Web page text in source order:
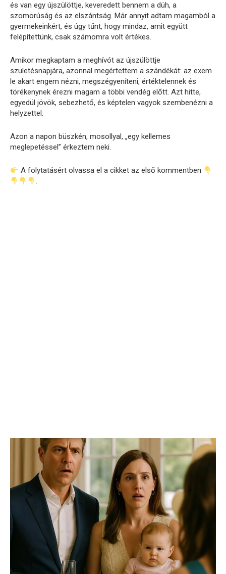
és van egy újszülöttje, keveredett bennem a düh, a
szomorúság és az elszántság. Már annyit adtam magamból a
gyermekeinkért, és úgy tűnt, hogy mindaz, amit együtt
felépítettünk, csak számomra volt értékes.
Amikor megkaptam a meghívót az újszülöttje
születésnapjára, azonnal megértettem a szándékát: az exem
le akart engem nézni, megszégyeníteni, értéktelennek és
törékenynek érezni magam a többi vendég előtt. Azt hitte,
egyedül jövök, sebezhető, és képtelen vagyok szembenézni a
helyzettel.
Azon a napon büszkén, mosollyal, „egy kellemes
meglepetéssel” érkeztem neki.
A folytatásért olvassa el a cikket az első kommentben
.